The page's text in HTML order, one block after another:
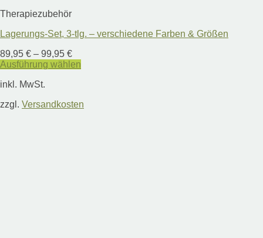
Therapiezubehör
Lagerungs-Set, 3-tlg. – verschiedene Farben & Größen
89,95 € – 99,95 €
Ausführung wählen
Produkt
mehrere
inkl. MwSt.
zzgl. Versandkosten